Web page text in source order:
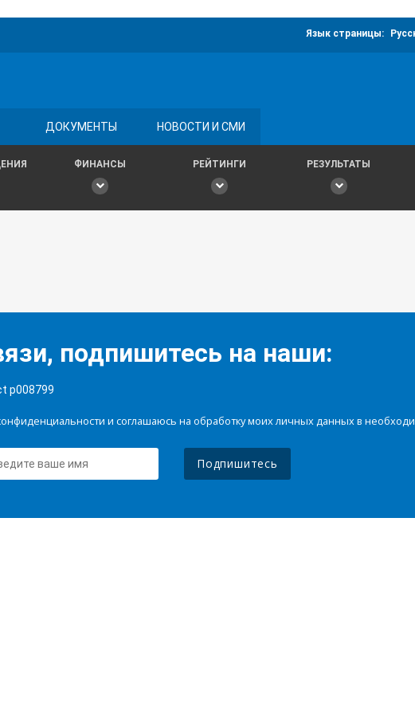
Язык страницы:
ДОКУМЕНТЫ НОВОСТИ И СМИ
ФИНАНСЫ РЕЙТИНГИ РЕЗУЛЬТАТЫ
подпишитесь на наши:
p008799
и соглашаюсь на обработку моих личных данных в
Подпишитесь